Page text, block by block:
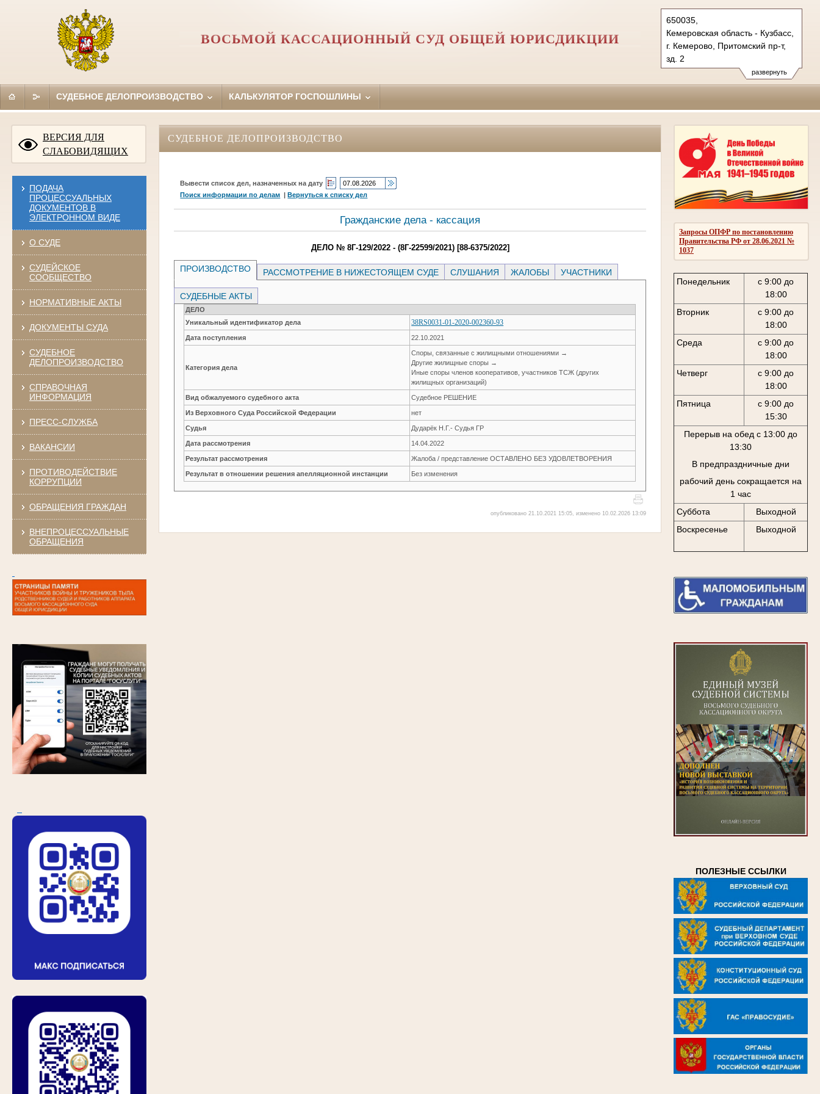
развернуть
650035,
Кемеровская область - Кузбасс,
г. Кемерово, Притомский пр-т,
зд. 2
Тел.: (3842) 71-75-00
71-76-00, 71-75-71
ВОСЬМОЙ КАССАЦИОННЫЙ СУД ОБЩЕЙ ЮРИСДИКЦИИ
СУДЕБНОЕ ДЕЛОПРОИЗВОДСТВО КАЛЬКУЛЯТОР ГОСПОШЛИНЫ
ВЕРСИЯ ДЛЯ
СЛАБОВИДЯЩИХ
ПОДАЧА
ПРОЦЕССУАЛЬНЫХ
ДОКУМЕНТОВ В
ЭЛЕКТРОННОМ ВИДЕ
О СУДЕ
СУДЕЙСКОЕ
СООБЩЕСТВО
НОРМАТИВНЫЕ АКТЫ
ДОКУМЕНТЫ СУДА
СУДЕБНОЕ
ДЕЛОПРОИЗВОДСТВО
СПРАВОЧНАЯ
ИНФОРМАЦИЯ
ПРЕСС-СЛУЖБА
ВАКАНСИИ
ПРОТИВОДЕЙСТВИЕ
КОРРУПЦИИ
ОБРАЩЕНИЯ ГРАЖДАН
ВНЕПРОЦЕССУАЛЬНЫЕ
ОБРАЩЕНИЯ
Запросы ОПФР по постановлению
Правительства РФ от 28.06.2021 №
1037
Понедельник
с 9:00 до
18:00
Вторник
с 9:00 до
18:00
Среда
с 9:00 до
18:00
Четверг
с 9:00 до
18:00
Пятница
с 9:00 до
15:30
Перерыв на обед с 13:00 до
13:30
В предпраздничные дни
рабочий день сокращается на
1 час
Суббота
Выходной
Воскресенье
Выходной
ПОЛЕЗНЫЕ ССЫЛКИ
СУДЕБНОЕ ДЕЛОПРОИЗВОДСТВО
Вывести список дел, назначенных на дату
Поиск информации по делам |Вернуться к списку дел
Гражданские дела - кассация
ДЕЛО № 8Г-129/2022 - (8Г-22599/2021) [88-6375/2022]
ПРОИЗВОДСТВО РАССМОТРЕНИЕ В НИЖЕСТОЯЩЕМ СУДЕ СЛУШАНИЯ ЖАЛОБЫ УЧАСТНИКИ
СУДЕБНЫЕ АКТЫ
ДЕЛО
Уникальный идентификатор дела
38RS0031-01-2020-002360-93
Дата поступления 22.10.2021
Категория дела
Споры, связанные с жилищными отношениями →
Другие жилищные споры →
Иные споры членов кооперативов, участников ТСЖ (других
жилищных организаций)
Вид обжалуемого судебного акта Судебное РЕШЕНИЕ
Из Верховного Суда Российской Федерации нет
Судья Дударёк Н.Г.- Судья ГР
Дата рассмотрения 14.04.2022
Результат рассмотрения Жалоба / представление ОСТАВЛЕНО БЕЗ УДОВЛЕТВОРЕНИЯ
Результат в отношении решения апелляционной инстанции Без изменения
опубликовано 21.10.2021 15:05, изменено 10.02.2026 13:09